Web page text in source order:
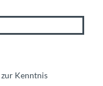
zur Kenntnis